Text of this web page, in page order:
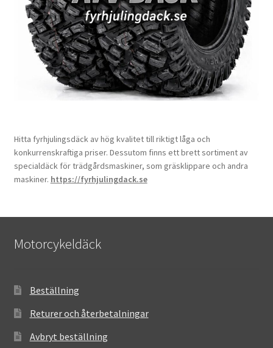
Hitta fyrhjulingsdäck av hög kvalitet till riktigt låga och
konkurrenskraftiga priser. Dessutom finns ett brett sortiment av
specialdäck för trädgårdsmaskiner, som gräsklippare och andra
maskiner. https://fyrhjulingdack.se
Motorcykeldäck
Beställning
Returer och återbetalningar
Avbryt beställning